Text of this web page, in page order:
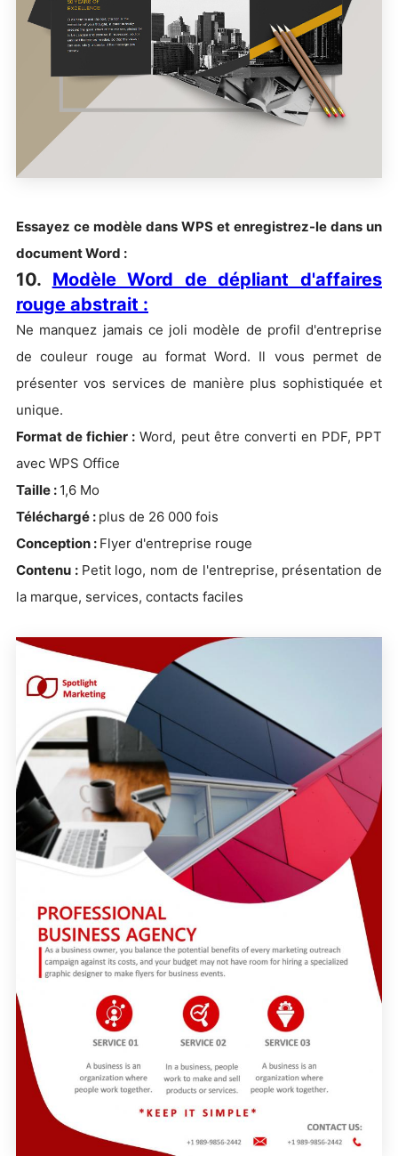
Essayez ce modèle dans WPS et enregistrez-le dans un
document Word :
10. Modèle Word de dépliant d'affaires
rouge abstrait :
Ne manquez jamais ce joli modèle de profil d'entreprise
de couleur rouge au format Word. Il vous permet de
présenter vos services de manière plus sophistiquée et
unique.
Format de fichier : Word, peut être converti en PDF, PPT
avec WPS Office
Taille : 1,6 Mo
Téléchargé : plus de 26 000 fois
Conception : Flyer d'entreprise rouge
Contenu : Petit logo, nom de l'entreprise, présentation de
la marque, services, contacts faciles